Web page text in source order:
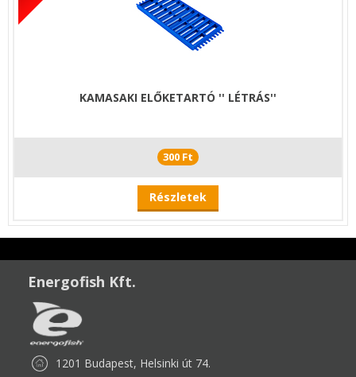
KAMASAKI ELŐKETARTÓ '' LÉTRÁS''
300 Ft
Részletek
Energofish Kft.
1201 Budapest, Helsinki út 74.